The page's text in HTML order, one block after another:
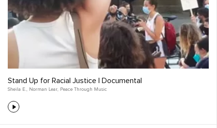
Stand Up for Racial Justice | Documental
Sheila E., Norman Lear, Peace Through Music